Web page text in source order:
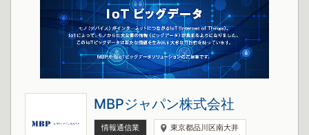
MBPジャパン株式会社
情報通信業 東京都品川区南大井